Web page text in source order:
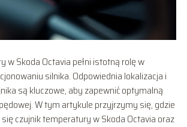
w Skoda Octavia pełni istotną rolę w
silnika. Odpowiednia lokalizacja i
są kluczowe, aby zapewnić optymalną
W tym artykule przyjrzymy się, gdzie
się czujnik temperatury w Skoda Octavia oraz